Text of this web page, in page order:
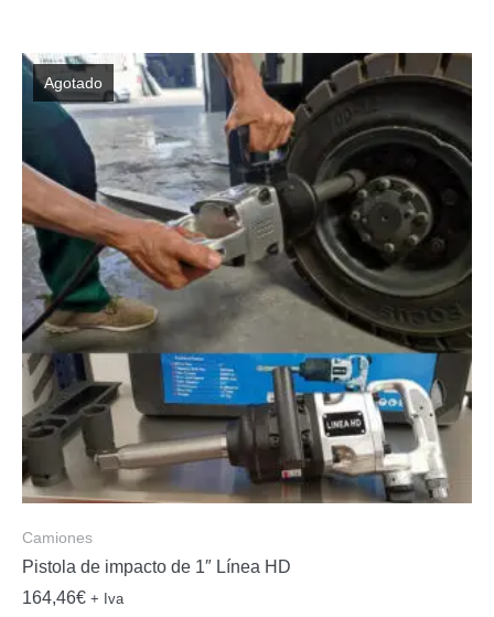
Agotado
Camiones
Pistola de impacto de 1″ Línea HD
164,46€ + Iva